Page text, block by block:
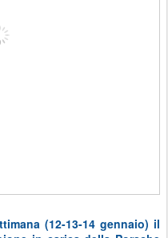
(12-13-14 gennaio) il